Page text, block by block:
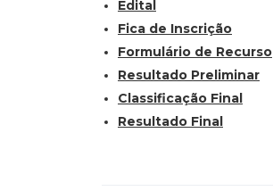
Edital
Fica de Inscrição
Formulário de Recurso
Resultado Preliminar
Classificação Final
Resultado Final